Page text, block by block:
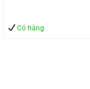
Có hàng